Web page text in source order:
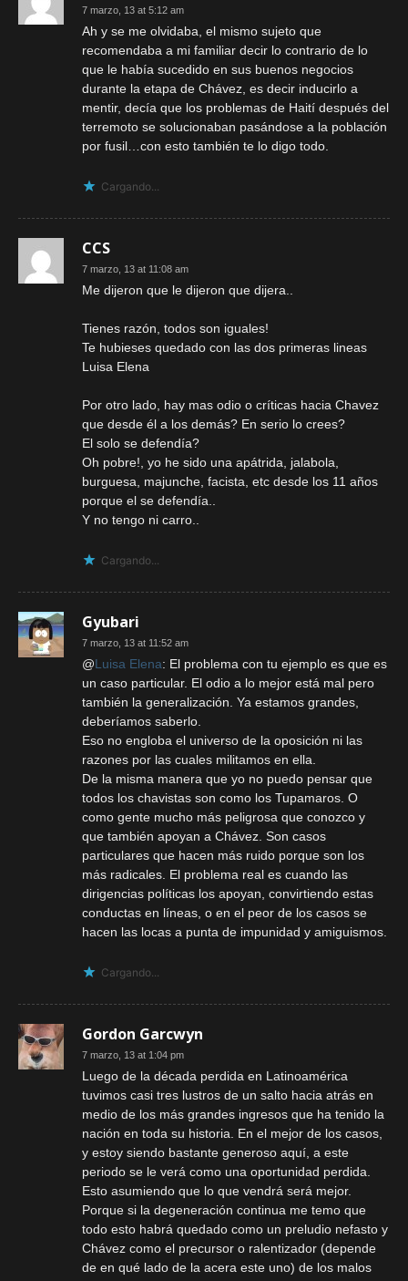
7 marzo, 13 at 5:12 am
Ah y se me olvidaba, el mismo sujeto que
recomendaba a mi familiar decir lo contrario de lo
que le había sucedido en sus buenos negocios
durante la etapa de Chávez, es decir inducirlo a
mentir, decía que los problemas de Haití después del
terremoto se solucionaban pasándose a la población
por fusil…con esto también te lo digo todo.
Cargando...
CCS
7 marzo, 13 at 11:08 am
Me dijeron que le dijeron que dijera..
Tienes razón, todos son iguales!
Te hubieses quedado con las dos primeras lineas
Luisa Elena
Por otro lado, hay mas odio o críticas hacia Chavez
que desde él a los demás? En serio lo crees?
El solo se defendía?
Oh pobre!, yo he sido una apátrida, jalabola,
burguesa, majunche, facista, etc desde los 11 años
porque el se defendía..
Y no tengo ni carro..
Cargando...
Gyubari
7 marzo, 13 at 11:52 am
@Luisa Elena: El problema con tu ejemplo es que es
un caso particular. El odio a lo mejor está mal pero
también la generalización. Ya estamos grandes,
deberíamos saberlo.
Eso no engloba el universo de la oposición ni las
razones por las cuales militamos en ella.
De la misma manera que yo no puedo pensar que
todos los chavistas son como los Tupamaros. O
como gente mucho más peligrosa que conozco y
que también apoyan a Chávez. Son casos
particulares que hacen más ruido porque son los
más radicales. El problema real es cuando las
dirigencias políticas los apoyan, convirtiendo estas
conductas en líneas, o en el peor de los casos se
hacen las locas a punta de impunidad y amiguismos.
Cargando...
Gordon Garcwyn
7 marzo, 13 at 1:04 pm
Luego de la década perdida en Latinoamérica
tuvimos casi tres lustros de un salto hacia atrás en
medio de los más grandes ingresos que ha tenido la
nación en toda su historia. En el mejor de los casos,
y estoy siendo bastante generoso aquí, a este
periodo se le verá como una oportunidad perdida.
Esto asumiendo que lo que vendrá será mejor.
Porque si la degeneración continua me temo que
todo esto habrá quedado como un preludio nefasto y
Chávez como el precursor o ralentizador (depende
de en qué lado de la acera este uno) de los malos